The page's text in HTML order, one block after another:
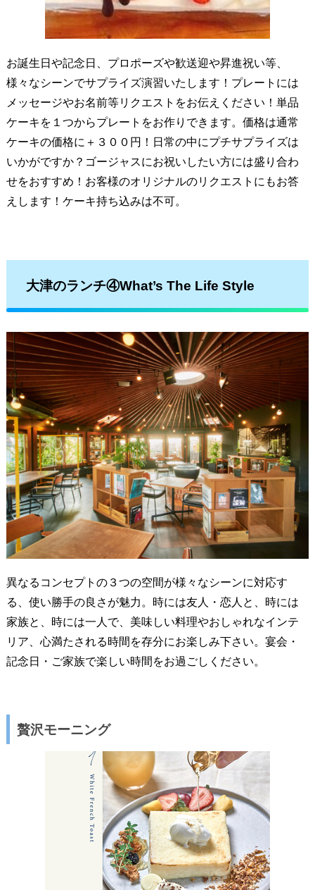
お誕生日や記念日、プロポーズや歓送迎や昇進祝い等、
様々なシーンでサプライズ演習いたします！プレートには
メッセージやお名前等リクエストをお伝えください！単品
ケーキを１つからプレートをお作りできます。価格は通常
ケーキの価格に＋３００円！日常の中にプチサプライズは
いかがですか？ゴージャスにお祝いしたい方には盛り合わ
せをおすすめ！お客様のオリジナルのリクエストにもお答
えします！ケーキ持ち込みは不可。
大津のランチ④What’s The Life Style
異なるコンセプトの３つの空間が様々なシーンに対応す
る、使い勝手の良さが魅力。時には友人・恋人と、時には
家族と、時には一人で、美味しい料理やおしゃれなインテ
リア、心満たされる時間を存分にお楽しみ下さい。宴会・
記念日・ご家族で楽しい時間をお過ごしください。
贅沢モーニング